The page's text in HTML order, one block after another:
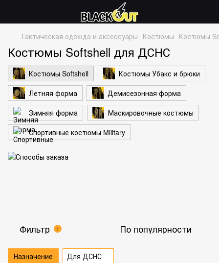
Тактическая одежда и аксессуары Костюмы Костюмы
Костюмы Softshell для ДСНС
Костюмы Softshell
Костюмы Убакс и брюки
Летняя форма
Демисезонная форма
Зимняя форма
Маскировочные костюмы
Спортивные костюмы Military
Фильтр 1 По популярности
Назначение Для ДСНС